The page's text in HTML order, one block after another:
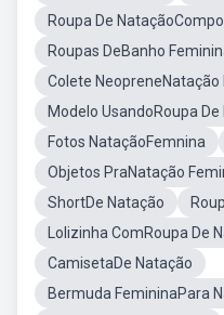
Roupa De
Roupas DeBanho
Colete NeopreneNatação
Modelo UsandoRoupa De
Fotos NataçãoFemnina
Objetos PraNatação
ShortDe Natação
Lolizinha ComRoupa De
CamisetaDe Natação
Bermuda FemininaPara